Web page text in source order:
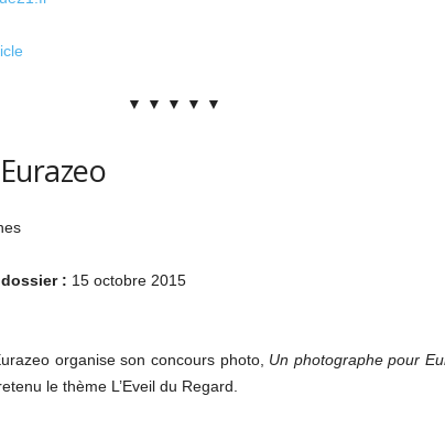
▼ ▼ ▼ ▼ ▼
: 15 octobre 2015
organise son concours photo, Un photographe pour
le thème L’Eveil du Regard.